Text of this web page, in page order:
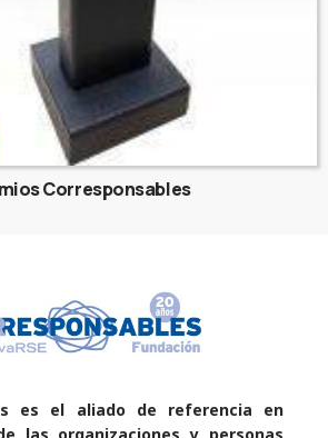
Corresponsables
es el aliado de referencia en